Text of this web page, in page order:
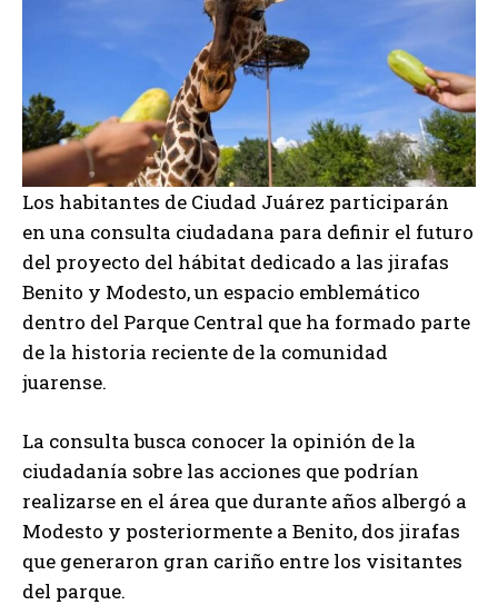
Los habitantes de Ciudad Juárez participarán
en una consulta ciudadana para definir el futuro
del proyecto del hábitat dedicado a las jirafas
Benito y Modesto, un espacio emblemático
dentro del Parque Central que ha formado parte
de la historia reciente de la comunidad
juarense.
La consulta busca conocer la opinión de la
ciudadanía sobre las acciones que podrían
realizarse en el área que durante años albergó a
Modesto y posteriormente a Benito, dos jirafas
que generaron gran cariño entre los visitantes
del parque.